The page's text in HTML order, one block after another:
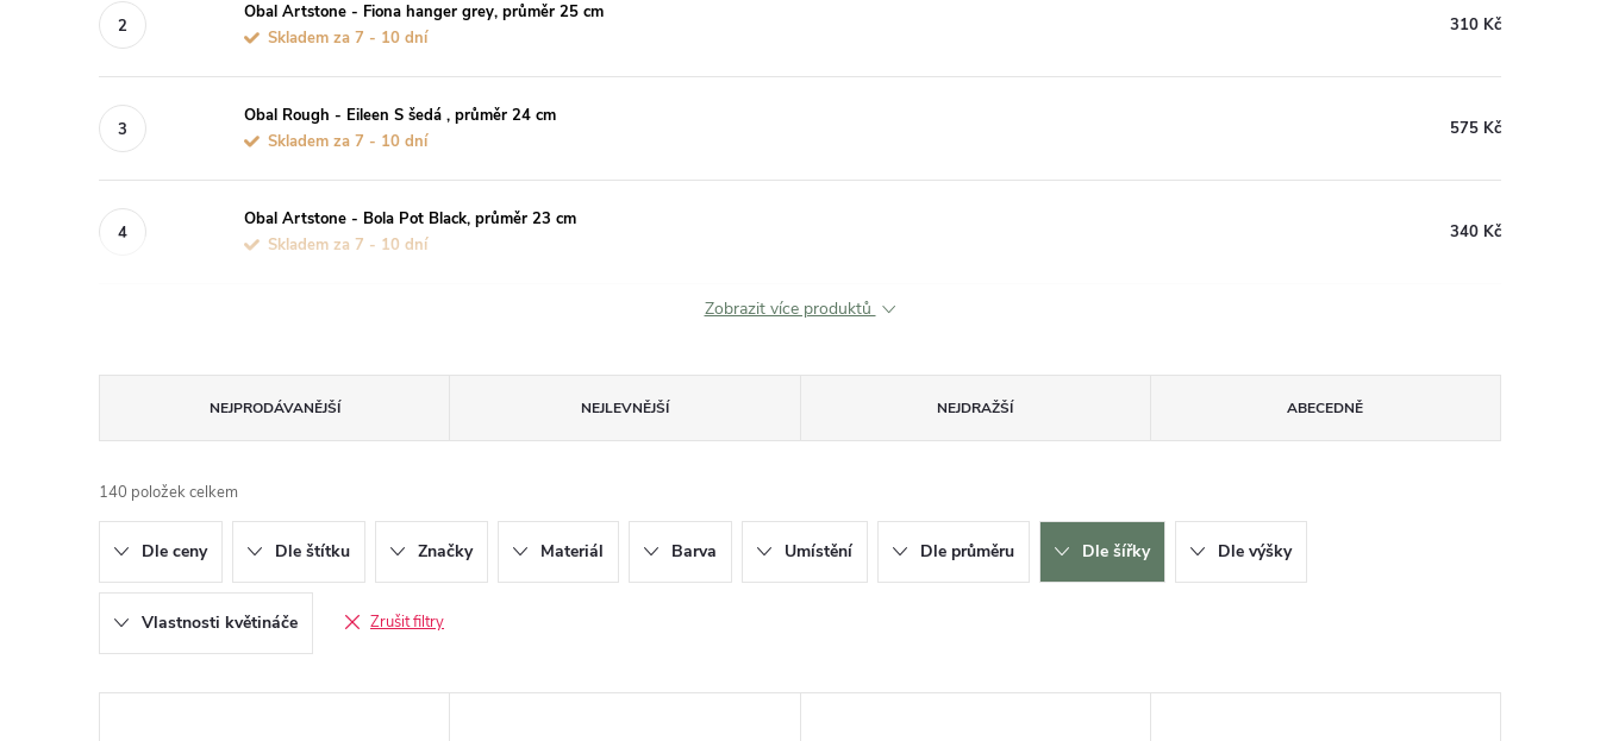
Obal Artstone - Fiona hanger grey, průměr 25 cm
Skladem za 7 - 10 dní
310 Kč
Obal Rough - Eileen S šedá , průměr 24 cm
Skladem za 7 - 10 dní
575 Kč
Obal Artstone - Bola Pot Black, průměr 23 cm
Skladem za 7 - 10 dní
340 Kč
Zobrazit více produktů
a
z
e
n
í
NEJPRODÁVANĚJŠÍ NEJLEVNĚJŠÍ NEJDRAŽŠÍ ABECEDNĚ
140 položek celkem
Dle ceny Dle štítku Značky Materiál Barva Umístění Dle průměru Dle šířky Dle výšky
Vlastnosti květináče Zrušit filtry